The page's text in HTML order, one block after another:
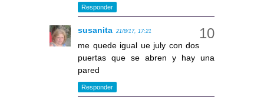
Responder
susanita 21/8/17, 17:21
me quede igual ue july con dos
puertas que se abren y hay una
pared
Responder